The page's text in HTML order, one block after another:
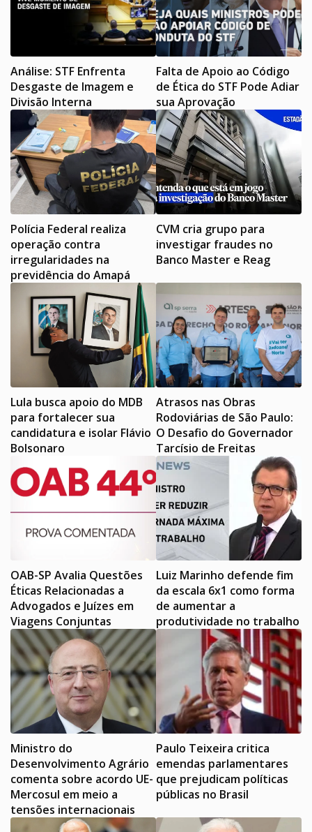
Análise: STF Enfrenta
Desgaste de Imagem e
Divisão Interna
Falta de Apoio ao Código
de Ética do STF Pode Adiar
sua Aprovação
Polícia Federal realiza
operação contra
irregularidades na
previdência do Amapá
CVM cria grupo para
investigar fraudes no
Banco Master e Reag
Lula busca apoio do MDB
para fortalecer sua
candidatura e isolar Flávio
Bolsonaro
Atrasos nas Obras
Rodoviárias de São Paulo:
O Desafio do Governador
Tarcísio de Freitas
OAB-SP Avalia Questões
Éticas Relacionadas a
Advogados e Juízes em
Viagens Conjuntas
Luiz Marinho defende fim
da escala 6x1 como forma
de aumentar a
produtividade no trabalho
Ministro do
Desenvolvimento Agrário
comenta sobre acordo UE-
Mercosul em meio a
tensões internacionais
Paulo Teixeira critica
emendas parlamentares
que prejudicam políticas
públicas no Brasil